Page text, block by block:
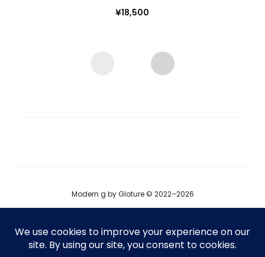
¥18,500
Modern g by Gloture © 2022–2026
運営会社